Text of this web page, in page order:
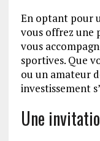
En optant pour
vous offrez une
vous
sportives. Que
ou un amateur
investissement
Une